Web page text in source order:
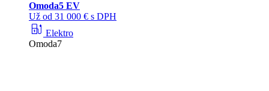
Omoda5 EV
Už od 31 000 € s DPH
ev_station Elektro
Omoda7